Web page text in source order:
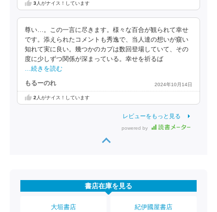
3人がナイス！しています
尊い…。この一言に尽きます。様々な百合が観られて幸せ
です。添えられたコメントも秀逸で、当人達の想いが窺い
知れて実に良い。幾つかのカプは数回登場していて、その
度に少しずつ関係が深まっている。幸せを祈るば
…続きを読む
もるーのれ 2024年10月14日
2 人がナイス！しています
レビューをもっと見る
powered by
書店在庫を見る
大垣書店 紀伊國屋書店